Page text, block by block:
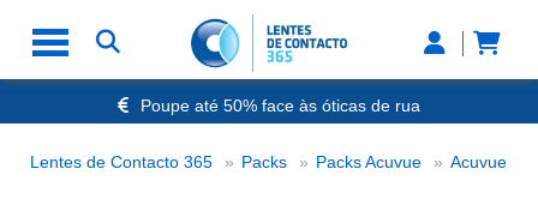
Poupe até 50% face às óticas de rua
Envio Rápido 24h a 48h
Nº1 na Opinião dos Clientes
Lentes de Contacto 365 Packs Packs Acuvue Acuvue